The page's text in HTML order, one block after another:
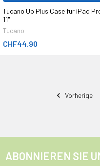
Tucano Up Plus Case für iPad
11"
Tucano
CHF44.90
Vorherige
ABONNIEREN SIE